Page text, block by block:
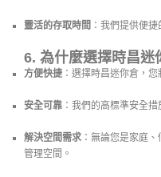
靈活的存取時間 ：我們提供便
6. 為什麼選擇時昌迷
方便快捷 ：選擇時昌迷你倉，
安全可靠 ：我們的高標準安全
解決空間需求 ：無論您是家庭
管理空間。